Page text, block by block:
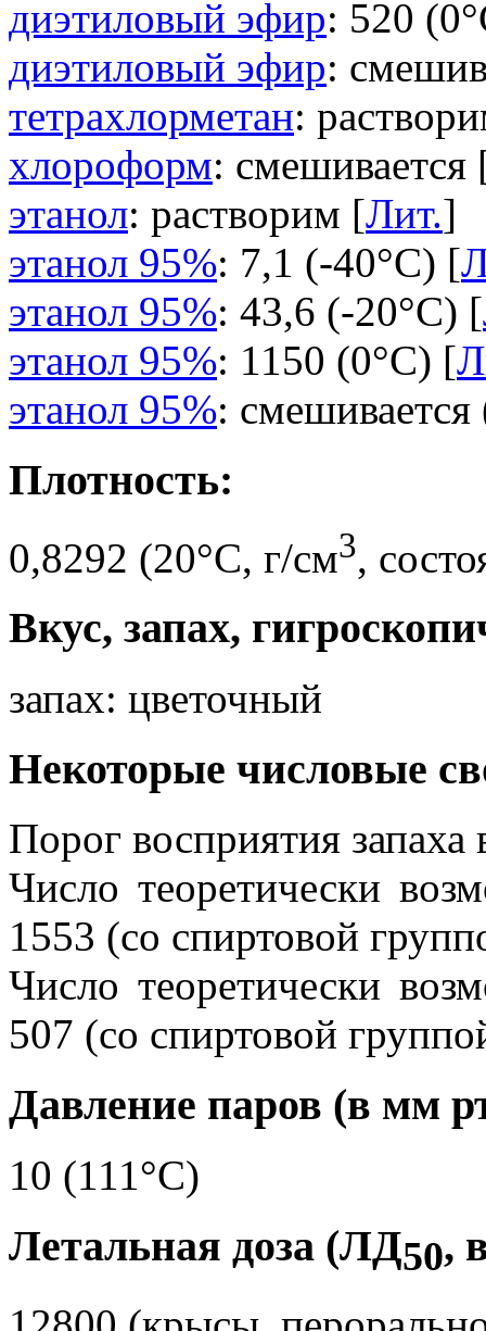
диэтиловый эфир: 520
диэтиловый эфир:
тетрахлорметан:
хлороформ: смешивается
этанол: растворим [Лит.]
этанол 95%: 7,1 (-40°C) [
этанол 95%: 43,6 (-20°C) [
этанол 95%: 1150 (0°C) [
этанол 95%:
Плотность:
0,8292 (20°C, г/см3,
Вкус, запах,
запах: цветочный
Некоторые числовые
Порог восприятия
Число теоретически
1553 (со спиртовой
Число теоретически
507 (со спиртовой
Давление паров (в мм
10 (111°C)
Летальная доза (ЛД50,